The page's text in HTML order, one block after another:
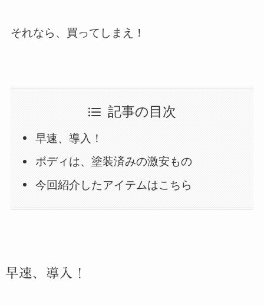
それなら、買ってしまえ！
記事の目次
早速、導入！
ボディは、塗装済みの激安もの
今回紹介したアイテムはこちら
早速、導入！